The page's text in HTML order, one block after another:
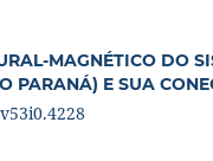
MAGNÉTICO DO
PARANÁ) E SUA